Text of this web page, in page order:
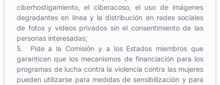
ciberhostigamiento, el ciberacoso, el uso de imágenes
degradantes en línea y la distribución en redes sociales
de fotos y vídeos privados sin el consentimiento de las
personas interesadas;
5. Pide a la Comisión y a los Estados miembros que
garanticen que los mecanismos de financiación para los
programas de lucha contra la violencia contra las mujeres
pueden utilizarse para medidas de sensibilización y para